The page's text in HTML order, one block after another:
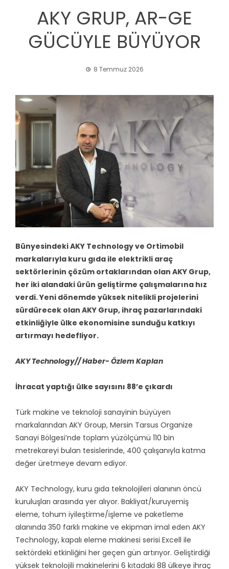
AKY GRUP, AR-GE
GÜCÜYLE BÜYÜYOR
8 Temmuz 2026
Bünyesindeki AKY Technology ve Ortimobil
markalarıyla kuru gıda ile elektrikli araç
sektörlerinin çözüm ortaklarından olan AKY Grup,
her iki alandaki ürün geliştirme çalışmalarına hız
verdi. Yeni dönemde yüksek nitelikli projelerini
sürdürecek olan AKY Grup, ihraç pazarlarındaki
etkinliğiyle ülke ekonomisine sunduğu katkıyı
artırmayı hedefliyor.
AKY Technology// Haber- Özlem Kaplan
İhracat yaptığı ülke sayısını 88’e çıkardı
Türk makine ve teknoloji sanayinin büyüyen
markalarından AKY Group, Mersin Tarsus Organize
Sanayi Bölgesi’nde toplam yüzölçümü 110 bin
metrekareyi bulan tesislerinde, 400 çalışanıyla katma
değer üretmeye devam ediyor.
AKY Technology, kuru gıda teknolojileri alanının öncü
kuruluşları arasında yer alıyor. Bakliyat/kuruyemiş
eleme, tohum iyileştirme/işleme ve paketleme
alanında 350 farklı makine ve ekipman imal eden AKY
Technology, kapalı eleme makinesi serisi Excell ile
sektördeki etkinliğini her geçen gün artırıyor. Geliştirdiği
yüksek teknolojili makinelerini 6 kıtadaki 88 ülkeye ihraç